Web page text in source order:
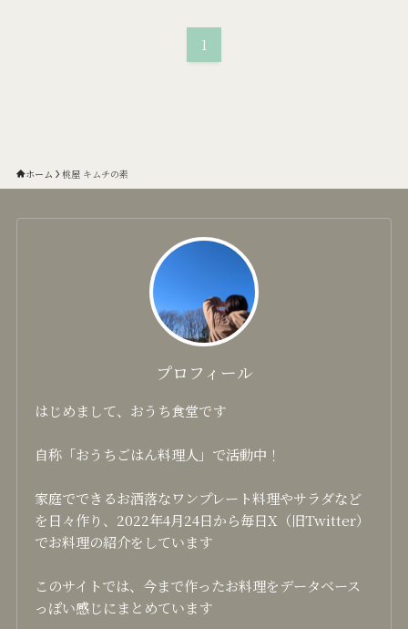
1
ホーム 桃屋 キムチの素
プロフィール
はじめまして、おうち食堂です
自称「おうちごはん料理人」で活動中！
家庭でできるお洒落なワンプレート料理やサラダなど
を日々作り、2022年4月24日から毎日X（旧Twitter）
でお料理の紹介をしています
このサイトでは、今まで作ったお料理をデータベース
っぽい感じにまとめています